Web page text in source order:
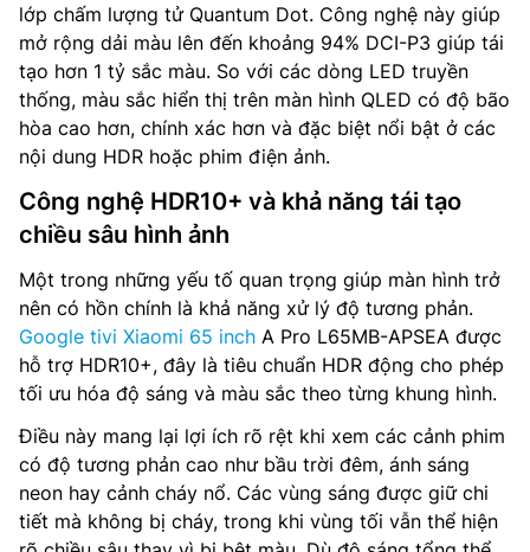
lớp chấm lượng tử Quantum Dot. Công nghệ này giúp
mở rộng dải màu lên đến khoảng 94% DCI-P3 giúp tái
tạo hơn 1 tỷ sắc màu. So với các dòng LED truyền
thống, màu sắc hiển thị trên màn hình QLED có độ bão
hòa cao hơn, chính xác hơn và đặc biệt nổi bật ở các
nội dung HDR hoặc phim điện ảnh.
Công nghệ HDR10+ và khả năng tái tạo
chiều sâu hình ảnh
Một trong những yếu tố quan trọng giúp màn hình trở
nên có hồn chính là khả năng xử lý độ tương phản.
Google tivi Xiaomi 65 inch A Pro L65MB-APSEA được
hỗ trợ HDR10+, đây là tiêu chuẩn HDR động cho phép
tối ưu hóa độ sáng và màu sắc theo từng khung hình.
Điều này mang lại lợi ích rõ rệt khi xem các cảnh phim
có độ tương phản cao như bầu trời đêm, ánh sáng
neon hay cảnh cháy nổ. Các vùng sáng được giữ chi
tiết mà không bị cháy, trong khi vùng tối vẫn thể hiện